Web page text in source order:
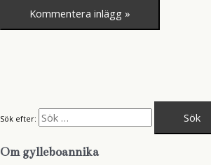
Sök efter:
Om gylleboannika